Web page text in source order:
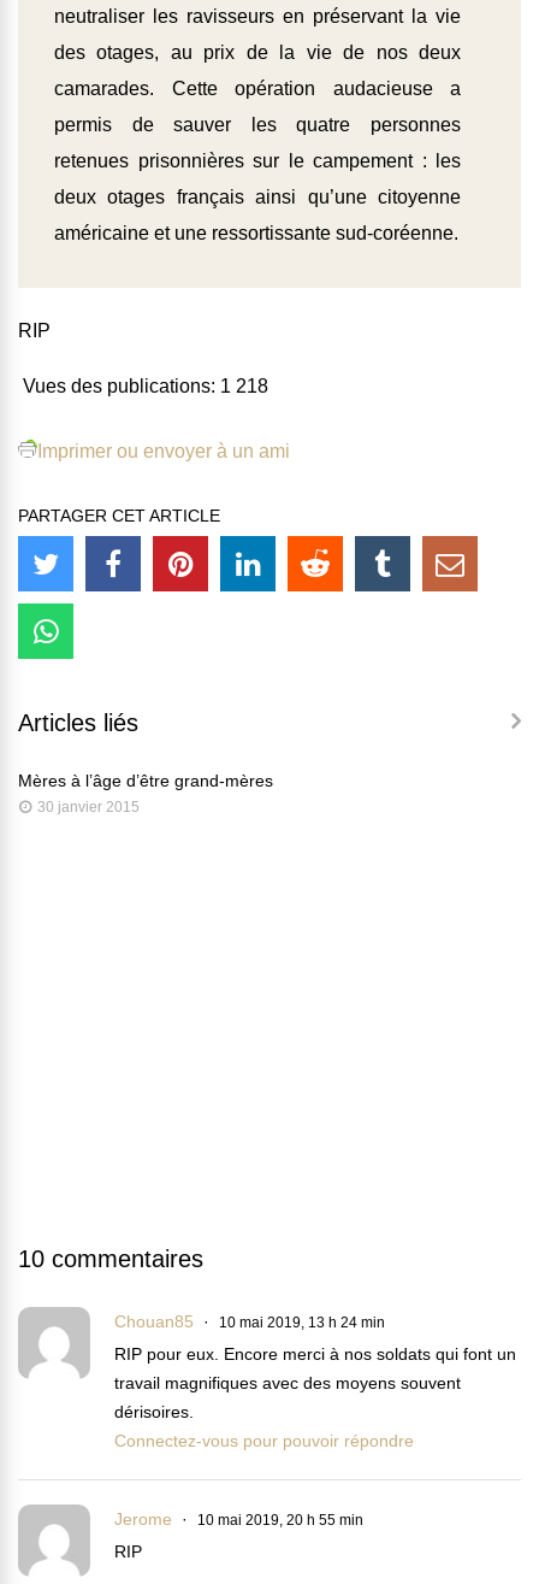
neutraliser les ravisseurs en préservant la vie
des otages, au prix de la vie de nos deux
camarades. Cette opération audacieuse a
permis de sauver les quatre personnes
retenues prisonnières sur le campement : les
deux otages français ainsi qu’une citoyenne
américaine et une ressortissante sud-coréenne.
RIP
Vues des publications: 1 218
Imprimer ou envoyer à un ami
PARTAGER CET ARTICLE
Articles liés
Mères à l’âge d’être grand-mères
30 janvier 2015
10 commentaires
Chouan85 10 mai 2019, 13 h 24 min
RIP pour eux. Encore merci à nos soldats qui font un
travail magnifiques avec des moyens souvent
dérisoires.
Connectez-vous pour pouvoir répondre
Jerome 10 mai 2019, 20 h 55 min
RIP